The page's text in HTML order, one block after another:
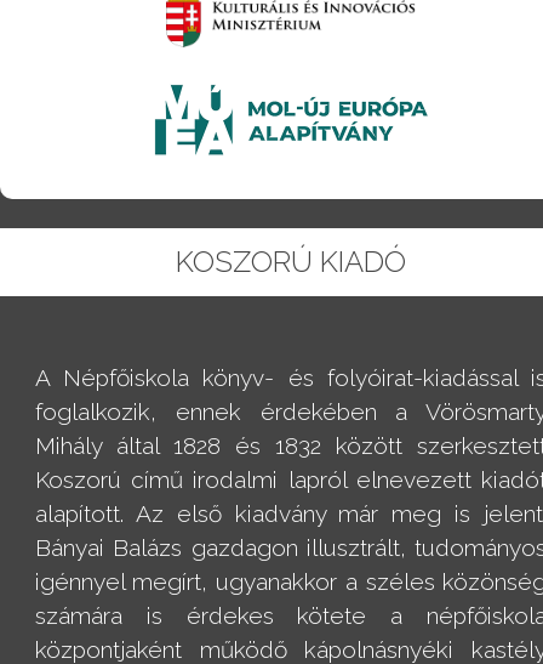
KOSZORÚ KIADÓ
A Népfőiskola könyv- és folyóirat-kiadással
foglalkozik, ennek érdekében a
Mihály által 1828 és 1832 között
Koszorú című irodalmi lapról elnevezett
alapított. Az első kiadvány már meg is
Bányai Balázs gazdagon illusztrált,
igénnyel megírt, ugyanakkor a széles
számára is érdekes kötete a
központjaként működő kápolnásnyéki